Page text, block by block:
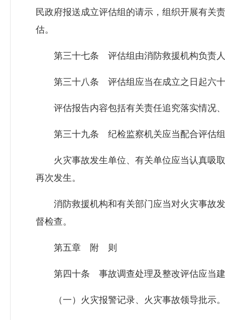
民政府报送成立评估组的请示，组织开展有关
估。
第三十七条 评估组由消防救援机构负责人
第三十八条 评估组应当在成立之日起六十
评估报告内容包括有关责任追究落实情况、
第三十九条 纪检监察机关应当配合评估组
火灾事故发生单位、有关单位应当认真吸取
再次发生。
消防救援机构和有关部门应当对火灾事故发
督检查。
第五章 附 则
第四十条 事故调查处理及整改评估应当建
（一）火灾报警记录、火灾事故领导批示。